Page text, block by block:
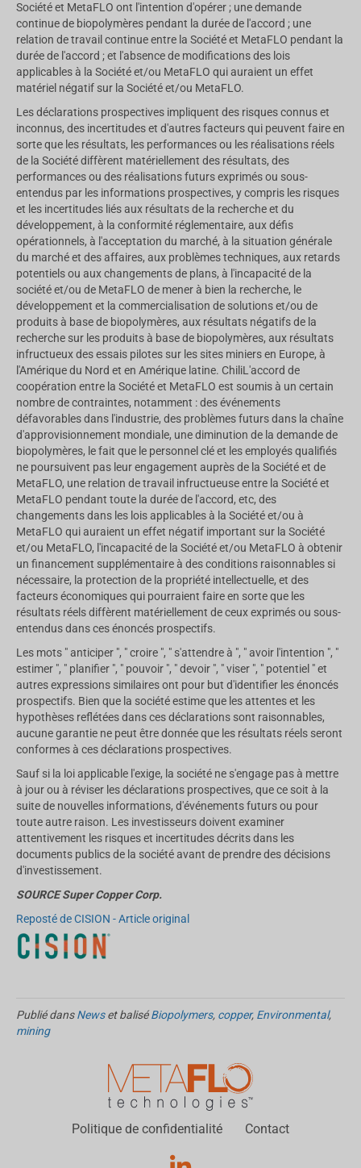
Société et MetaFLO ont l'intention d'opérer ; une demande
continue de biopolymères pendant la durée de l'accord ; une
relation de travail continue entre la Société et MetaFLO pendant la
durée de l'accord ; et l'absence de modifications des lois
applicables à la Société et/ou MetaFLO qui auraient un effet
matériel négatif sur la Société et/ou MetaFLO.
Les déclarations prospectives impliquent des risques connus et
inconnus, des incertitudes et d'autres facteurs qui peuvent faire en
sorte que les résultats, les performances ou les réalisations réels
de la Société diffèrent matériellement des résultats, des
performances ou des réalisations futurs exprimés ou sous-
entendus par les informations prospectives, y compris les risques
et les incertitudes liés aux résultats de la recherche et du
développement, à la conformité réglementaire, aux défis
opérationnels, à l'acceptation du marché, à la situation générale
du marché et des affaires, aux problèmes techniques, aux retards
potentiels ou aux changements de plans, à l'incapacité de la
société et/ou de MetaFLO de mener à bien la recherche, le
développement et la commercialisation de solutions et/ou de
produits à base de biopolymères, aux résultats négatifs de la
recherche sur les produits à base de biopolymères, aux résultats
infructueux des essais pilotes sur les sites miniers en Europe, à
l'Amérique du Nord et en Amérique latine. ChiliL'accord de
coopération entre la Société et MetaFLO est soumis à un certain
nombre de contraintes, notamment : des événements
défavorables dans l'industrie, des problèmes futurs dans la chaîne
d'approvisionnement mondiale, une diminution de la demande de
biopolymères, le fait que le personnel clé et les employés qualifiés
ne poursuivent pas leur engagement auprès de la Société et de
MetaFLO, une relation de travail infructueuse entre la Société et
MetaFLO pendant toute la durée de l'accord, etc, des
changements dans les lois applicables à la Société et/ou à
MetaFLO qui auraient un effet négatif important sur la Société
et/ou MetaFLO, l'incapacité de la Société et/ou MetaFLO à obtenir
un financement supplémentaire à des conditions raisonnables si
nécessaire, la protection de la propriété intellectuelle, et des
facteurs économiques qui pourraient faire en sorte que les
résultats réels diffèrent matériellement de ceux exprimés ou sous-
entendus dans ces énoncés prospectifs.
Les mots " anticiper ", " croire ", " s'attendre à ", " avoir l'intention ", "
estimer ", " planifier ", " pouvoir ", " devoir ", " viser ", " potentiel " et
autres expressions similaires ont pour but d'identifier les énoncés
prospectifs. Bien que la société estime que les attentes et les
hypothèses reflétées dans ces déclarations sont raisonnables,
aucune garantie ne peut être donnée que les résultats réels seront
conformes à ces déclarations prospectives.
Sauf si la loi applicable l'exige, la société ne s'engage pas à mettre
à jour ou à réviser les déclarations prospectives, que ce soit à la
suite de nouvelles informations, d'événements futurs ou pour
toute autre raison. Les investisseurs doivent examiner
attentivement les risques et incertitudes décrits dans les
documents publics de la société avant de prendre des décisions
d'investissement.
SOURCE Super Copper Corp.
Reposté de CISION - Article original
Publié dansNewset baliséBiopolymers, copper, Environmental,
mining
Politique de confidentialité Contact